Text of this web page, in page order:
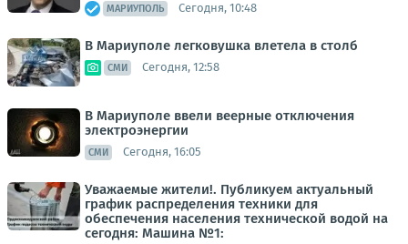
МАРИУПОЛЬ Сегодня, 10:48
В Мариуполе легковушка влетела в столб
СМИ Сегодня, 12:58
В Мариуполе ввели веерные отключения
электроэнергии
СМИ Сегодня, 16:05
Уважаемые жители!. Публикуем актуальный
график распределения техники для
обеспечения населения технической водой на
сегодня: Машина №1: